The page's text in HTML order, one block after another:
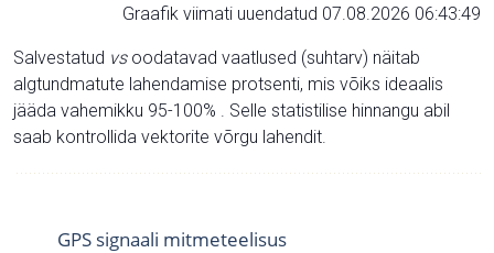
Graafik viimati uuendatud 07.08.2026 06:43:49
Salvestatud vsoodatavad vaatlused (suhtarv) näitab
algtundmatute lahendamise protsenti, mis võiks ideaalis
jääda vahemikku 95-100% . Selle statistilise hinnangu abil
saab kontrollida vektorite võrgu lahendit.
GPS signaali mitmeteelisus